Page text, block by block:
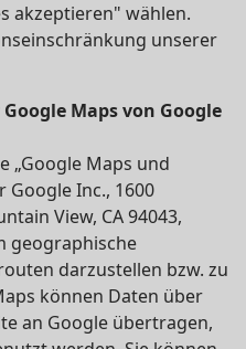
akzeptieren" wählen.
unserer
Maps von Google
„Google Maps und
Google Inc., 1600
View, CA 94043,
geographische
darzustellen bzw. zu
können Daten über
an Google übertragen,